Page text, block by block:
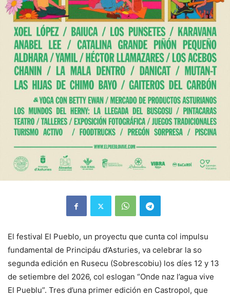
El festival El Pueblo, un proyectu que cunta col impulsu
fundamental de Principáu d’Asturies, va celebrar la so
segunda edición en Rusecu (Sobrescobiu) los díes 12 y 13
de setiembre del 2026, col eslogan “Onde naz l’agua vive
El Pueblu”. Tres d’una primer edición en Castropol, que